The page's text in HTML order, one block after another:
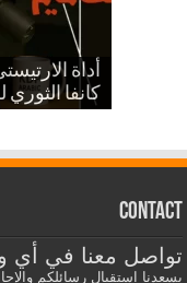
كانفا
الذكاء
والمزيد
Contact
تواصل معنا في أي
يسعدنا استقبال رسائلكم